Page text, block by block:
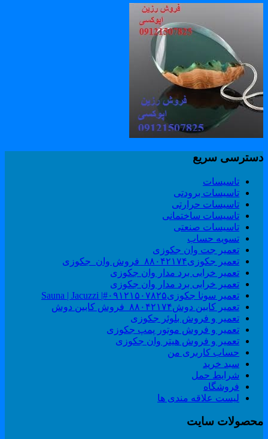
سریع
تاسیسات
تاسیسات برودتی
تاسیسات حرارتی
تاسیسات ساختمانی
تاسیسات صنعتی
تسویه حساب
تعمیر جت وان جکوزی
تعمیر جکوزی۸۸۰۴۲۱۷۴_فروش وان_جکوزی
تعمیر خرابی برد مدار وان جکوزی
تعمیر خرابی برد مدار وان جکوزی
تعمیر سونا جکوزی۰۹۱۲۱۵۰۷۸۲۵#| Sauna | Jacuzzi
تعمیر کابین دوش۸۸۰۴۲۱۷۴_فروش کابین دوش
تعمیر و فروش بلوئر جکوزی
تعمیر و فروش موتور پمپ جکوزی
تعمیر و فروش هیتر وان جکوزی
حساب کاربری من
سبد خرید
شرایط حمل
فروشگاه
لیست علاقه مندی ها
سایت